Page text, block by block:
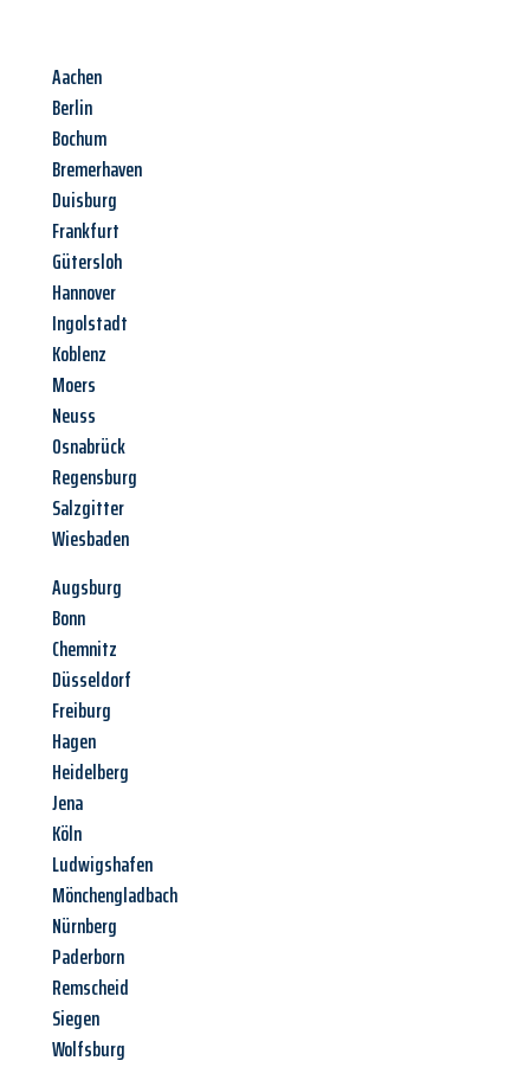
Aachen
Berlin
Bochum
Bremerhaven
Duisburg
Frankfurt
Gütersloh
Hannover
Ingolstadt
Koblenz
Moers
Neuss
Osnabrück
Regensburg
Salzgitter
Wiesbaden
Augsburg
Bonn
Chemnitz
Düsseldorf
Freiburg
Hagen
Heidelberg
Jena
Köln
Ludwigshafen
Mönchengladbach
Nürnberg
Paderborn
Remscheid
Siegen
Wolfsburg